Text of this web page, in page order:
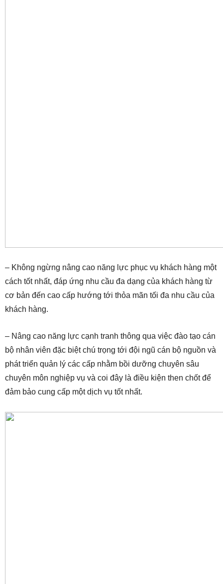
– Không ngừng nâng cao năng lực phục vụ khách hàng một
cách tốt nhất, đáp ứng nhu cầu đa dạng của khách hàng từ
cơ bản đến cao cấp hướng tới thỏa mãn tối đa nhu cầu của
khách hàng.
– Nâng cao năng lực cạnh tranh thông qua việc đào tạo cán
bộ nhân viên đặc biệt chú trọng tới đội ngũ cán bộ nguồn và
phát triển quản lý các cấp nhằm bồi dưỡng chuyên sâu
chuyên môn nghiệp vụ và coi đây là điều kiện then chốt để
đảm bảo cung cấp một dịch vụ tốt nhất.